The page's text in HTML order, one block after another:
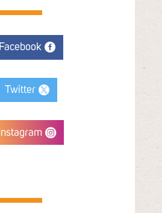
Facebook
Twitter
Instagram